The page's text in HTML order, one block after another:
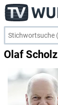
Olaf Scholz